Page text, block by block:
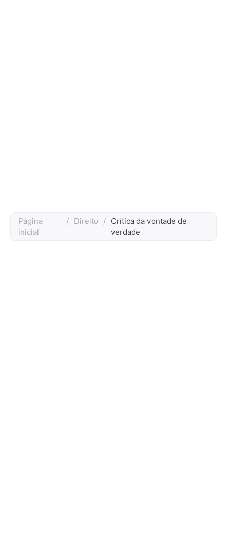
Página
inicial
/ Direito / Crítica da vontade de
verdade